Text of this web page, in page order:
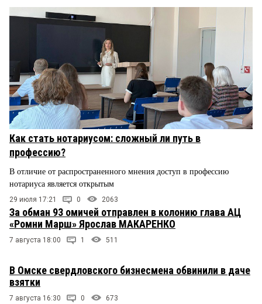
Как стать нотариусом: сложный ли путь в
профессию?
В отличие от распространенного мнения доступ в профессию
нотариуса является открытым
29 июля 17:21 0 2063
За обман 93 омичей отправлен в колонию глава АЦ
«Ромни Марш» Ярослав МАКАРЕНКО
7 августа 18:00 1 511
В Омске свердловского бизнесмена обвинили в даче
взятки
7 августа 16:30 0 673